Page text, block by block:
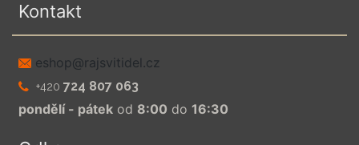
Kontakt
zc.leditivsjar@pohse
+420 724 807 063
pondělí - pátek od 8:00 do 16:30